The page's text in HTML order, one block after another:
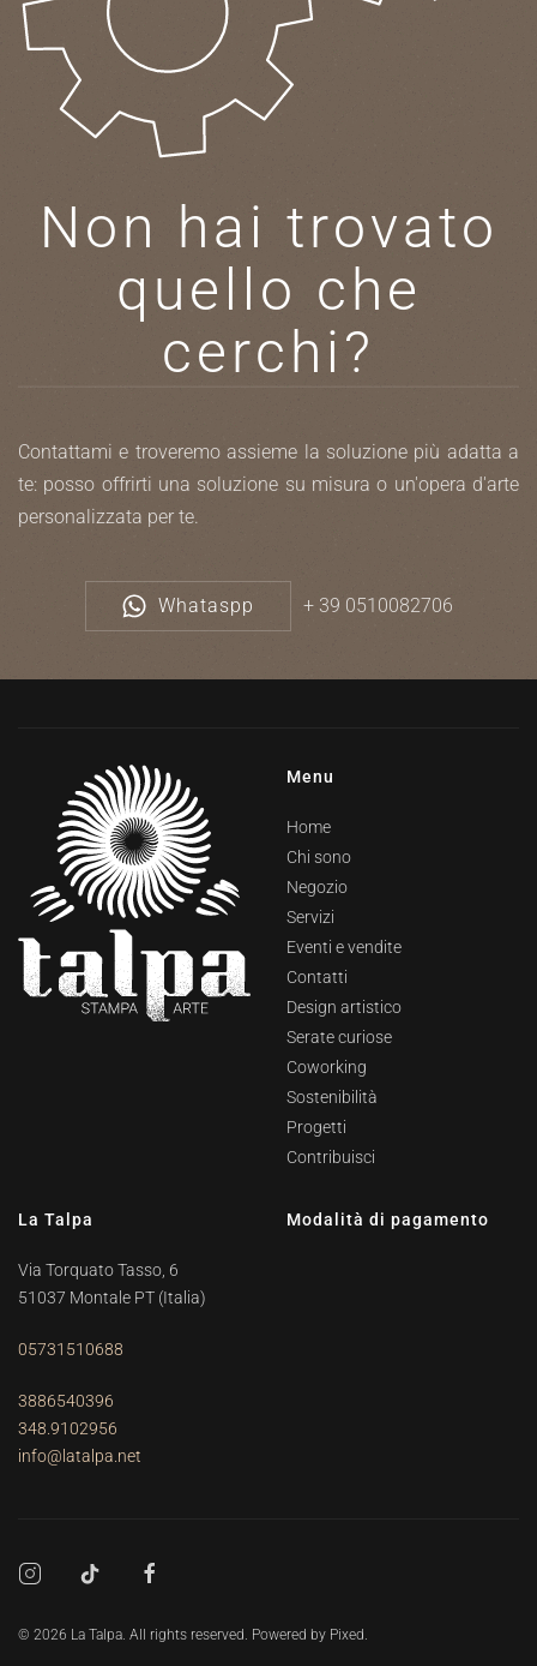
Non hai trovato
quello che
cerchi?
Contattami e troveremo assieme la soluzione più adatta a
te: posso offrirti una soluzione su misura o un'opera d'arte
personalizzata per te.
Whataspp + 39 0510082706
Menu
Home
Chi sono
Negozio
Servizi
Eventi e vendite
Contatti
Design artistico
Serate curiose
Coworking
Sostenibilità
Progetti
Contribuisci
La Talpa
Via Torquato Tasso, 6
51037 Montale PT (Italia)
05731510688
3886540396
348.9102956
info@latalpa.net
Modalità di pagamento
© 2026 La Talpa. All rights reserved. Powered by Pixed.